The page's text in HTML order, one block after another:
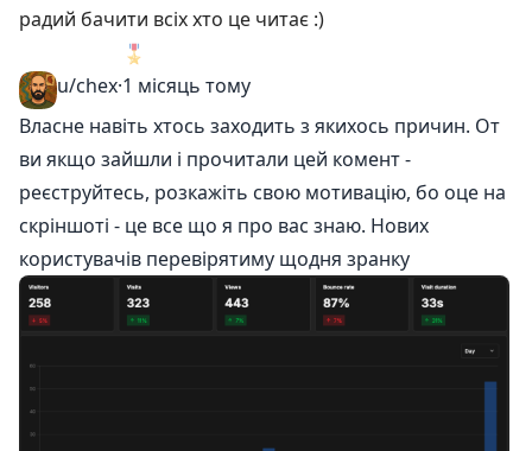
радий бачити всіх хто це читає :)
🎖️
u/chex·1 місяць тому
Власне навіть хтось заходить з якихось причин. От
ви якщо зайшли і прочитали цей комент -
реєструйтесь, розкажіть свою мотивацію, бо оце на
скріншоті - це все що я про вас знаю. Нових
користувачів перевірятиму щодня зранку